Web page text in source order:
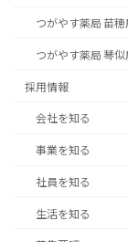
つがやす薬局 苗穂
つがやす薬局 琴似
採用情報
会社を知る
事業を知る
社員を知る
生活を知る